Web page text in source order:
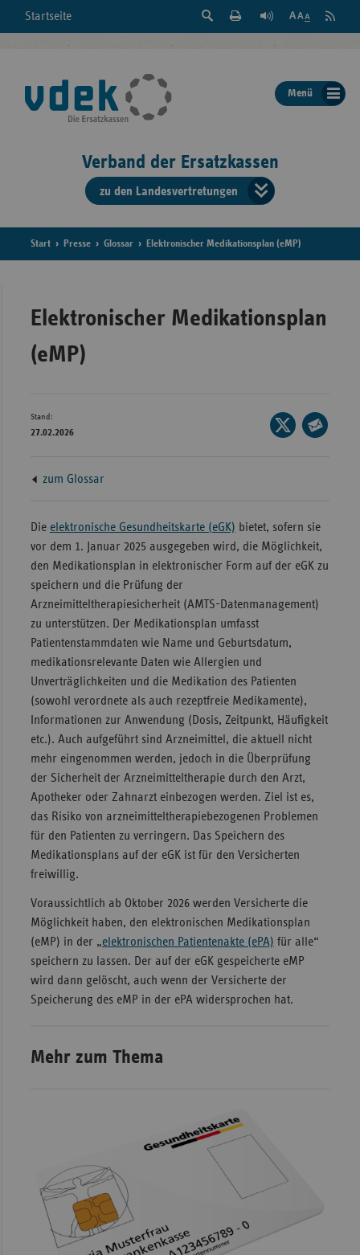
Startseite
Suche
der
Seite
Feed
Menü
Verband der Ersatzkassen
zu den Landesvertretungen
der
Bayern
Berlin/
Hessen
Start Presse Glossar Elektronischer Medikationsplan (eMP)
Elektronischer Medikationsplan
(eMP)
Stand:
27.02.2026
Seite
auf
teilen
zum Glossar
Die elektronische Gesundheitskarte (eGK) bietet, sofern sie
vor dem 1. Januar 2025 ausgegeben wird, die Möglichkeit,
den Medikationsplan in elektronischer Form auf der eGK zu
speichern und die Prüfung der
Arzneimitteltherapiesicherheit (AMTS-Datenmanagement)
zu unterstützen. Der Medikationsplan umfasst
Patientenstammdaten wie Name und Geburtsdatum,
medikationsrelevante Daten wie Allergien und
Unverträglichkeiten und die Medikation des Patienten
(sowohl verordnete als auch rezeptfreie Medikamente),
Informationen zur Anwendung (Dosis, Zeitpunkt, Häufigkeit
etc.). Auch aufgeführt sind Arzneimittel, die aktuell nicht
mehr eingenommen werden, jedoch in die Überprüfung
der Sicherheit der Arzneimitteltherapie durch den Arzt,
Apotheker oder Zahnarzt einbezogen werden. Ziel ist es,
das Risiko von arzneimitteltherapiebezogenen Problemen
für den Patienten zu verringern. Das Speichern des
Medikationsplans auf der eGK ist für den Versicherten
freiwillig.
Voraussichtlich ab Oktober 2026 werden Versicherte die
Möglichkeit haben, den elektronischen Medikationsplan
(eMP) in der „elektronischen Patientenakte (ePA) für alle“
speichern zu lassen. Der auf der eGK gespeicherte eMP
wird dann gelöscht, auch wenn der Versicherte der
Speicherung des eMP in der ePA widersprochen hat.
Mehr zum Thema